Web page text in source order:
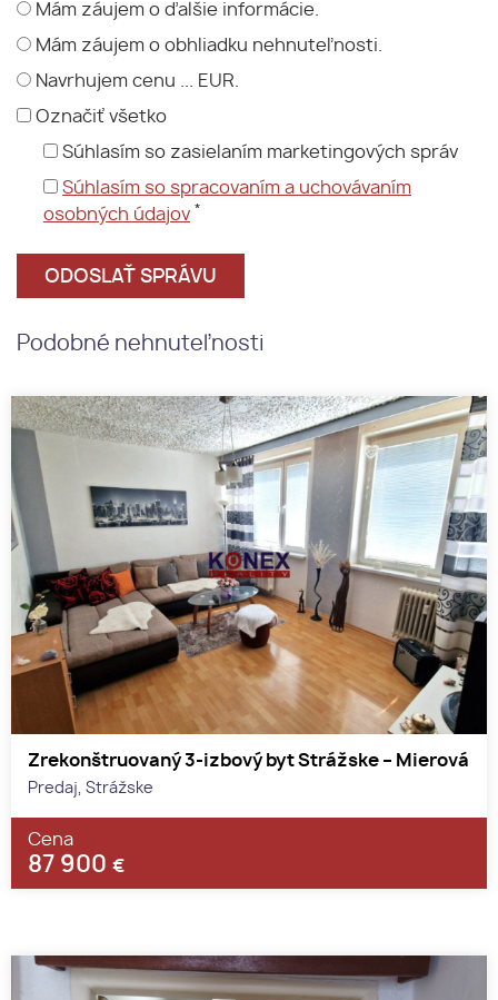
Mám záujem o ďalšie informácie.
Mám záujem o obhliadku nehnuteľnosti.
Navrhujem cenu ... EUR.
Označiť všetko
Súhlasím so zasielaním marketingových správ
Súhlasím so spracovaním a uchovávaním
osobných údajov *
Podobné nehnuteľnosti
Zrekonštruovaný 3-izbový byt Strážske – Mierová
Predaj, Strážske
Cena
87 900 €